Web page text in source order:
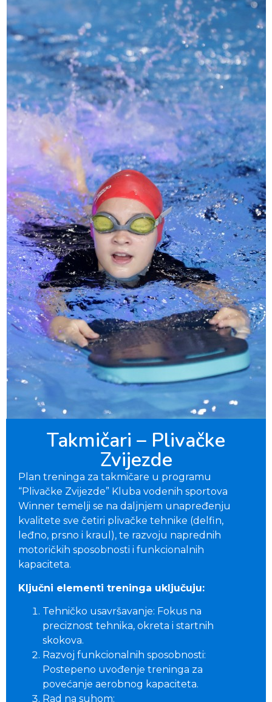
Takmičari – Plivačke
Zvijezde
Plan treninga za takmičare u programu
“Plivačke Zvijezde” Kluba vodenih sportova
Winner temelji se na daljnjem unapređenju
kvalitete sve četiri plivačke tehnike (delfin,
leđno, prsno i kraul), te razvoju naprednih
motoričkih sposobnosti i funkcionalnih
kapaciteta.
Ključni elementi treninga uključuju:
Tehničko usavršavanje: Fokus na
preciznost tehnika, okreta i startnih
skokova.
Razvoj funkcionalnih sposobnosti:
Postepeno uvođenje treninga za
povećanje aerobnog kapaciteta.
Rad na suhom: